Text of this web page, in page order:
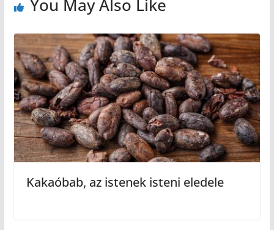
You May Also Like
Kakaóbab, az istenek isteni eledele